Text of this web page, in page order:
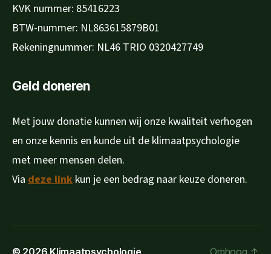
KVK nummer: 85416223
BTW-nummer: NL863615879B01
Rekeningnummer: NL46 TRIO 0320427749
Geld doneren
Met jouw donatie kunnen wij onze kwaliteit verhogen
en onze kennis en kunde uit de klimaatpsychologie
met meer mensen delen.
Via deze link kun je een bedrag naar keuze doneren.
© 2026 Klimaatpsychologie Omhoog ↑